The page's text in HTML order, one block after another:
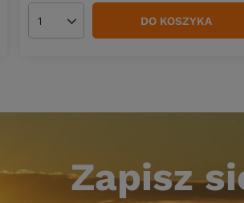
Ilość produktów DO KOSZYKA
Zapisz